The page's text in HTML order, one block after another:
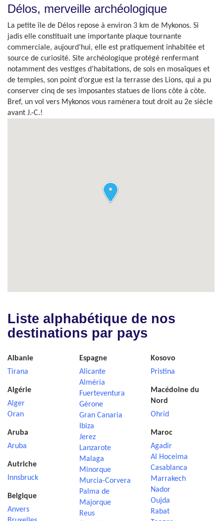
Délos, merveille archéologique
La petite île de Délos repose à environ 3 km de Mykonos. Si
jadis elle constituait une importante plaque tournante
commerciale, aujourd’hui, elle est pratiquement inhabitée et
source de curiosité. Site archéologique protégé renfermant
notamment des vestiges d’habitations, de sols en mosaïques et
de temples, son point d’orgue est la terrasse des Lions, qui a pu
conserver cinq de ses imposantes statues de lions côte à côte.
Bref, un vol vers Mykonos vous ramènera tout droit au 2e siècle
avant J.-C.!
Liste alphabétique de nos
destinations par pays
Albanie
Tirana
Algérie
Alger
Oran
Aruba
Aruba
Autriche
Innsbruck
Belgique
Anvers
Espagne
Alicante
Alméria
Fuerteventura
Gérone
Gran Canaria
Ibiza
Jerez
Lanzarote
Malaga
Minorque
Murcia-Corvera
Palma de
Majorque
Reus
Kosovo
Pristina
Macédoine du
Nord
Ohrid
Maroc
Agadir
Al Hoceima
Casablanca
Marrakech
Nador
Oujda
Rabat